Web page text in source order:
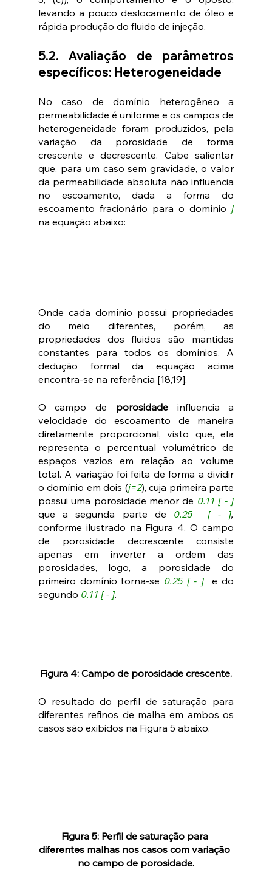
levando a pouco deslocamento de óleo e
rápida produção do fluido de injeção.
5.2. Avaliação de parâmetros
específicos: Heterogeneidade
No caso de domínio heterogêneo a
permeabilidade é uniforme e os campos de
heterogeneidade foram produzidos, pela
variação da porosidade de forma
crescente e decrescente. Cabe salientar
que, para um caso sem gravidade, o valor
da permeabilidade absoluta não influencia
no escoamento, dada a forma do
escoamento fracionário para o domínio j
na equação abaixo:
Onde cada domínio possui propriedades
do meio diferentes, porém, as
propriedades dos fluidos são mantidas
constantes para todos os domínios. A
dedução formal da equação acima
encontra-se na referência [18,19].
O campo de porosidade influencia a
velocidade do escoamento de maneira
diretamente proporcional, visto que, ela
representa o percentual volumétrico de
espaços vazios em relação ao volume
total. A variação foi feita de forma a dividir
o domínio em dois (j=2), cuja primeira parte
possui uma porosidade menor de 0.11 [ - ]
que a segunda parte de 0.25  [ - ],
conforme ilustrado na Figura 4. O campo
de porosidade decrescente consiste
apenas em inverter a ordem das
porosidades, logo, a porosidade do
primeiro domínio torna-se 0.25 [ - ]
  e do
segundo 0.11 [ - ].
Figura 4: Campo de porosidade crescente.
O resultado do perfil de saturação para
diferentes refinos de malha em ambos os
casos são exibidos na Figura 5 abaixo.
Figura 5: Perfil de saturação para
diferentes malhas nos casos com variação
no campo de porosidade.